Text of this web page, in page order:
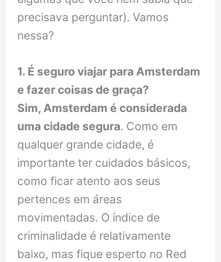
precisava perguntar). Vamos
nessa?
1. É seguro viajar para Amsterdam
e fazer coisas de graça?
Sim, Amsterdam é considerada
uma cidade segura. Como em
qualquer grande cidade, é
importante ter cuidados básicos,
como ficar atento aos seus
pertences em áreas
movimentadas. O índice de
criminalidade é relativamente
baixo, mas fique esperto no Red